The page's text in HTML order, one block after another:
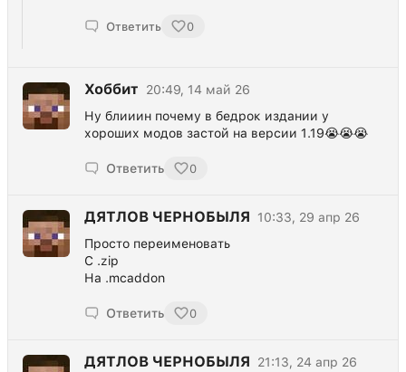
Ответить 0
Хоббит
20:49, 14 май 26
Ну блииин почему в бедрок издании у
хороших модов застой на версии 1.19😭😭😭
Ответить 0
ДЯТЛОВ ЧЕРНОБЫЛЯ
10:33, 29 апр 26
Просто переименовать
С .zip
На .mcaddon
Ответить 0
ДЯТЛОВ ЧЕРНОБЫЛЯ
21:13, 24 апр 26